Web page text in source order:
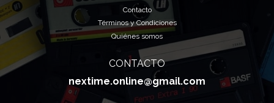
Contacto
Términos y Condiciones
Quiénes somos
CONTACTO
nextime.online@gmail.com